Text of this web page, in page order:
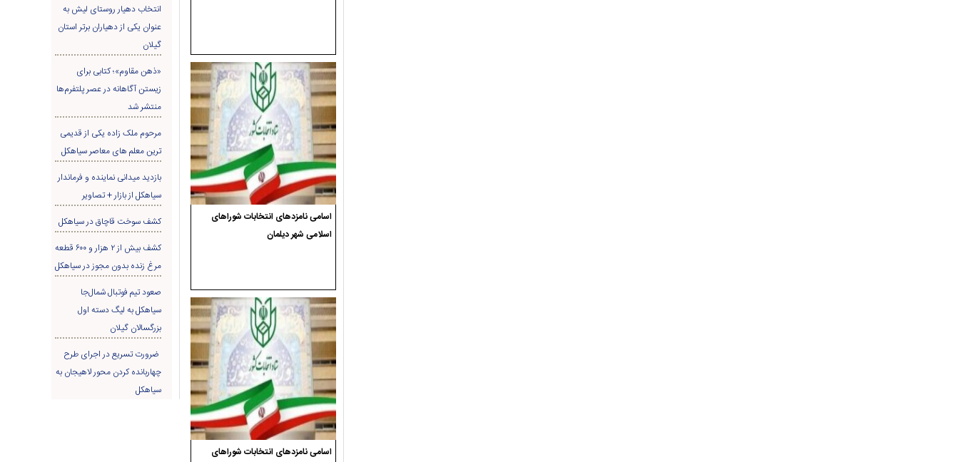
اسامی نامزدهای انتخابات شوراهای
اسلامی شهر دیلمان
اسامی نامزدهای انتخابات شوراهای
انتخاب دهیار روستای لیش به
عنوان یکی از دهیاران برتر استان
گیلان
«ذهن مقاوم»؛ کتابی برای
زیستن آگاهانه در عصر پلتفرم‌ها
منتشر شد
مرحوم ملک زاده یکی از قدیمی
ترین معلم های معاصر سیاهکل
بازدید میدانی نماینده و فرماندار
سیاهکل از بازار + تصاویر
کشف سوخت قاچاق در سياهکل
کشف بیش از ۲ هزار و ۶۰۰ قطعه
مرغ زنده بدون مجوز در سیاهکل
صعود تیم فوتبال شمال‌جا‌
سیاهکل به لیگ دسته اول
بزرگسالان گیلان
ضرورت تسریع در اجرای طرح
چهاربانده کردن محور لاهیجان به
سیاهکل